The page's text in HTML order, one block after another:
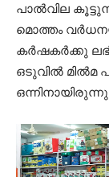
പാല്‍വില
മൊത്തം
കര്‍ഷകര്‍ക്കു
ഒടുവില്‍ മില്‍മ